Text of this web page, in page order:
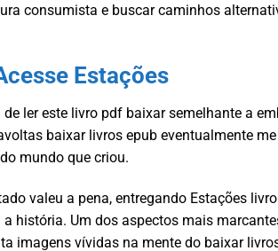
consumista e buscar caminhos
Estações
ler este livro pdf baixar semelhante a
baixar livros epub eventualmente
mundo que criou.
valeu a pena, entregando Estações
história. Um dos aspectos mais
imagens vívidas na mente do baixar